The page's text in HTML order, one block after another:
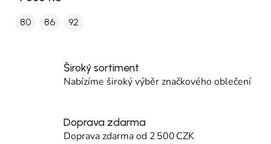
80 86 92
Široký sortiment
Nabízíme široký výběr značkového oblečení
Doprava zdarma
Doprava zdarma od 2 500 CZK